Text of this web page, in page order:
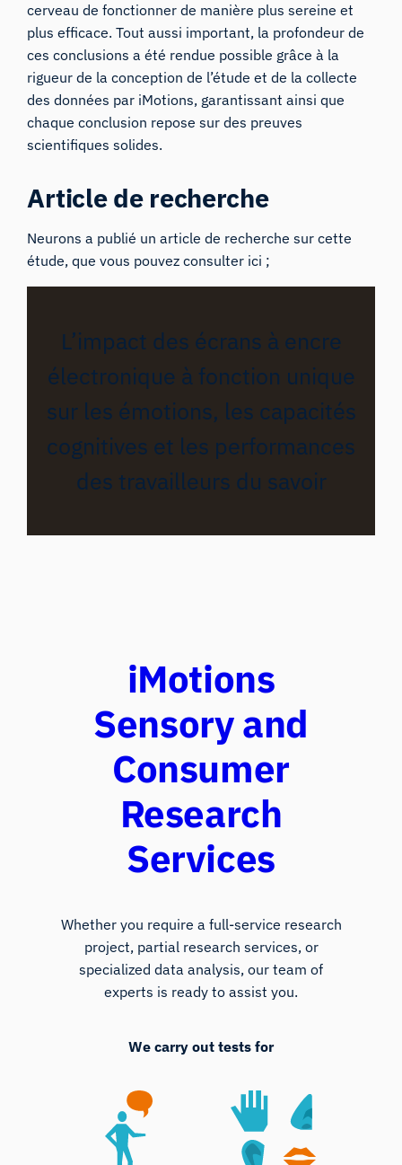
cerveau de fonctionner de manière plus sereine et
plus efficace. Tout aussi important, la profondeur de
ces conclusions a été rendue possible grâce à la
rigueur de la conception de l’étude et de la collecte
des données par iMotions, garantissant ainsi que
chaque conclusion repose sur des preuves
scientifiques solides.
Article de recherche
Neurons a publié un article de recherche sur cette
étude, que vous pouvez consulter ici ;
L’impact des écrans à encre
électronique à fonction unique
sur les émotions, les capacités
cognitives et les performances
des travailleurs du savoir
iMotions
Sensory and
Consumer
Research
Services
Whether you require a full-service research
project, partial research services, or
specialized data analysis, our team of
experts is ready to assist you.
We carry out tests for